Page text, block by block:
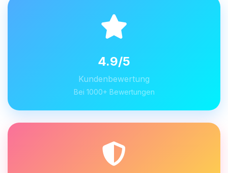
4.9/5
Kundenbewertung
Bei 1000+ Bewertungen